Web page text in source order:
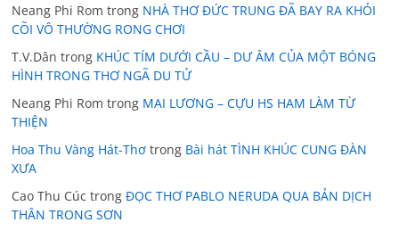
Neang Phi Rom trong NHÀ THƠ ĐỨC TRUNG ĐÃ BAY RA KHỎI
CÕI VÔ THƯỜNG RONG CHƠI
T.V.Dân trong KHÚC TÍM DƯỚI CẦU – DƯ ÂM CỦA MỘT BÓNG
HÌNH TRONG THƠ NGÃ DU TỬ
Neang Phi Rom trong MAI LƯƠNG – CỰU HS HAM LÀM TỪ
THIỆN
Hoa Thu Vàng Hát-Thơ trong Bài hát TÌNH KHÚC CUNG ĐÀN
XƯA
Cao Thu Cúc trongĐỌC THƠ PABLO NERUDA QUA BẢN DỊCH
THÂN TRONG SƠN